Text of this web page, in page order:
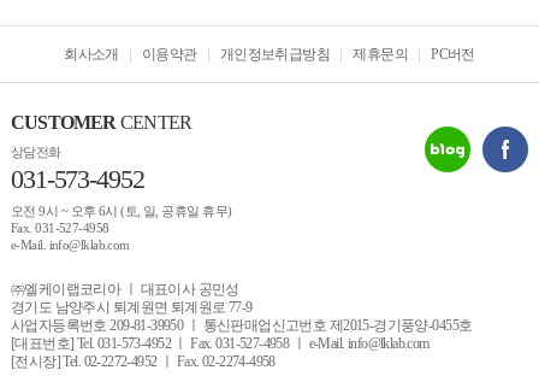
회사소개 이용약관 개인정보취급방침 제휴문의 PC버전
CUSTOMER CENTER
상담전화
031-573-4952
오전 9시 ~ 오후 6시 (토, 일, 공휴일 휴무)
Fax. 031-527-4958
e-Mail. info@lklab.com
㈜엘케이랩코리아 ㅣ 대표이사 공민성
경기도 남양주시 퇴계원면 퇴계원로 77-9
사업자등록번호 209-81-39950 ㅣ 통신판매업신고번호 제2015-경기풍양-0455호
[대표번호] Tel. 031-573-4952 ㅣ Fax. 031-527-4958 ㅣ e-Mail. info@lklab.com
[전시장] Tel. 02-2272-4952 ㅣ Fax. 02-2274-4958